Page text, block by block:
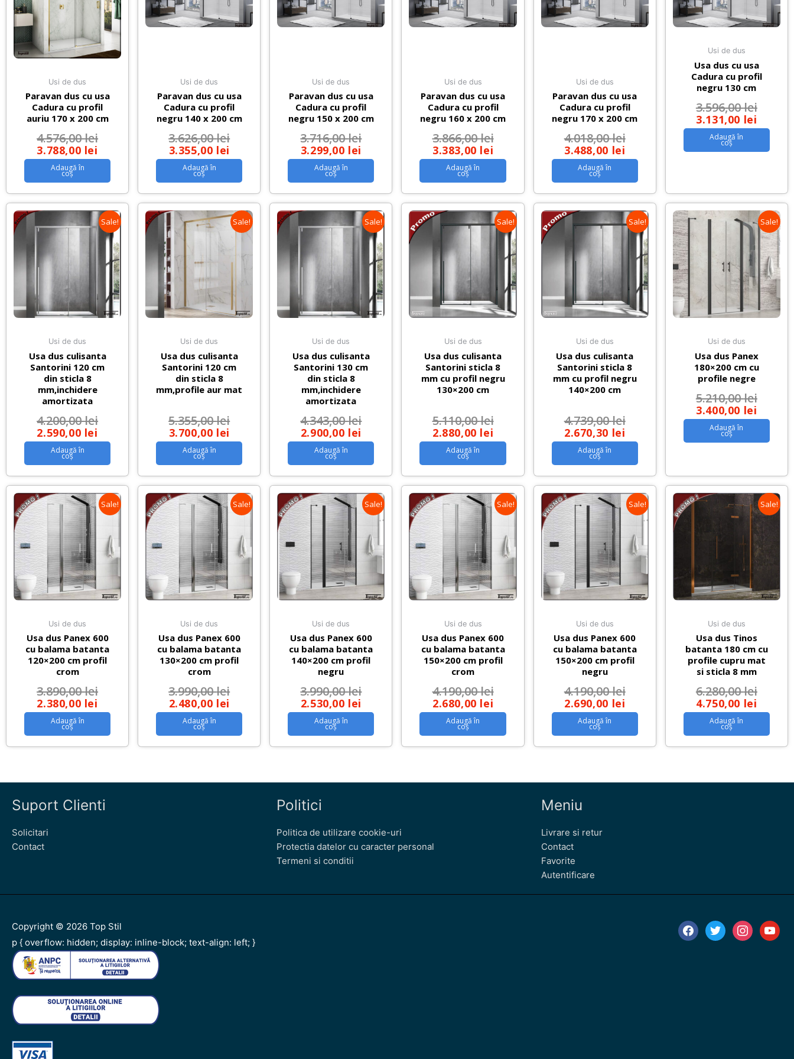
Usi de dus
Paravan dus cu usa
Cadura cu profil
auriu 170 x 200 cm
4.576,00lei
3.788,00 lei
Adaugă în
coș
Usi de dus
Paravan dus cu usa
Cadura cu profil
negru 140 x 200 cm
3.626,00lei
3.355,00 lei
Adaugă în
coș
Usi de dus
Paravan dus cu usa
Cadura cu profil
negru 150 x 200 cm
3.716,00lei
3.299,00 lei
Adaugă în
coș
Usi de dus
Paravan dus cu usa
Cadura cu profil
negru 160 x 200 cm
3.866,00lei
3.383,00 lei
Adaugă în
coș
Usi de dus
Paravan dus cu usa
Cadura cu profil
negru 170 x 200 cm
4.018,00lei
3.488,00 lei
Adaugă în
coș
Usi de dus
Usa dus cu usa
Cadura cu profil
negru 130 cm
3.596,00lei
3.131,00 lei
Adaugă în
coș
Sale!
Usi de dus
Usa dus culisanta
Santorini 120 cm
din sticla 8
mm,inchidere
amortizata
4.200,00lei
2.590,00 lei
Adaugă în
coș
Sale!
Usi de dus
Usa dus culisanta
Santorini 120 cm
din sticla 8
mm,profile aur mat
5.355,00lei
3.700,00 lei
Adaugă în
coș
Sale!
Usi de dus
Usa dus culisanta
Santorini 130 cm
din sticla 8
mm,inchidere
amortizata
4.343,00lei
2.900,00 lei
Adaugă în
coș
Sale!
Usi de dus
Usa dus culisanta
Santorini sticla 8
mm cu profil negru
130×200 cm
5.110,00lei
2.880,00 lei
Adaugă în
coș
Sale!
Usi de dus
Usa dus culisanta
Santorini sticla 8
mm cu profil negru
140×200 cm
4.739,00lei
2.670,30 lei
Adaugă în
coș
Sale!
Usi de dus
Usa dus Panex
180×200 cm cu
profile negre
5.210,00lei
3.400,00 lei
Adaugă în
coș
Sale!
Usi de dus
Usa dus Panex 600
cu balama batanta
120×200 cm profil
crom
3.890,00lei
2.380,00 lei
Adaugă în
coș
Sale!
Usi de dus
Usa dus Panex 600
cu balama batanta
130×200 cm profil
crom
3.990,00lei
2.480,00 lei
Adaugă în
coș
Sale!
Usi de dus
Usa dus Panex 600
cu balama batanta
140×200 cm profil
negru
3.990,00lei
2.530,00 lei
Adaugă în
coș
Sale!
Usi de dus
Usa dus Panex 600
cu balama batanta
150×200 cm profil
crom
4.190,00lei
2.680,00 lei
Adaugă în
coș
Sale!
Usi de dus
Usa dus Panex 600
cu balama batanta
150×200 cm profil
negru
4.190,00lei
2.690,00 lei
Adaugă în
coș
Sale!
Usi de dus
Usa dus Tinos
batanta 180 cm cu
profile cupru mat
si sticla 8 mm
6.280,00lei
4.750,00 lei
Adaugă în
coș
Suport Clienti
Solicitari
Contact
Politici
Politica de utilizare cookie-uri
Protectia datelor cu caracter personal
Termeni si conditii
Meniu
Livrare si retur
Contact
Favorite
Autentificare
Copyright © 2026 Top Stil
p { overflow: hidden; display: inline-block; text-align: left; }
facebooktwitter instagramyoutube